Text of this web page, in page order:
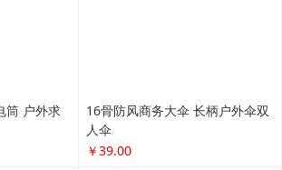
￥23999.00